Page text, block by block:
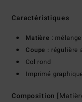
Caractéristiques
Matière :
Coupe : régulière
Col rond
Imprimé
Composition